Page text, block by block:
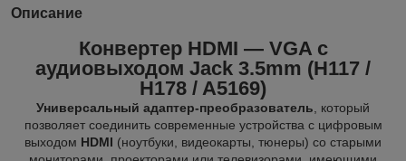
Описание
Конвертер HDMI — VGA с
аудиовыходом Jack 3.5mm (H117 /
H178 / A5169)
Универсальный адаптер-преобразователь , который
позволяет соединить современные устройства с цифровым
выходом HDMI (ноутбуки, видеокарты, тюнеры) со старыми